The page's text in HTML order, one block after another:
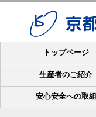
トップページ
生産者のご紹介
安心安全への取組